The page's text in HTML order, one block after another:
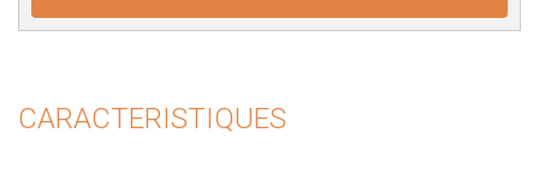
CARACTERISTIQUES